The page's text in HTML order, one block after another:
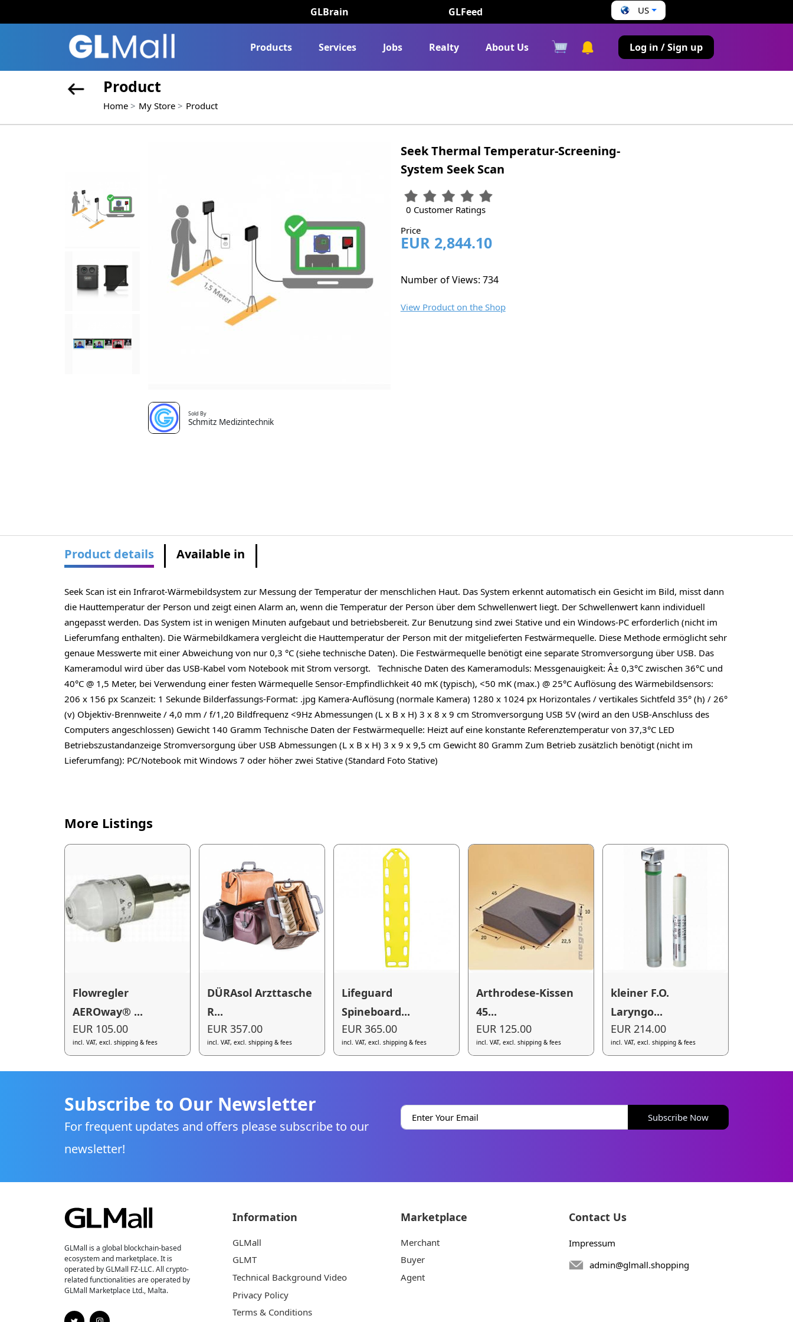
GLBrain GLFeed US
Products Services Jobs Realty About Us Log in / Sign up
Product
Home My Store Product
Sold By
Schmitz Medizintechnik
Seek Thermal Temperatur-Screening-
System Seek Scan
0 Customer Ratings
Price
EUR 2,844.10
Number of Views: 734
View Product on the Shop
Product details Available in
Seek Scan ist ein Infrarot-Wärmebildsystem zur Messung der Temperatur der menschlichen Haut. Das System erkennt automatisch ein Gesicht im Bild, misst dann
die Hauttemperatur der Person und zeigt einen Alarm an, wenn die Temperatur der Person über dem Schwellenwert liegt. Der Schwellenwert kann individuell
angepasst werden. Das System ist in wenigen Minuten aufgebaut und betriebsbereit. Zur Benutzung sind zwei Stative und ein Windows-PC erforderlich (nicht im
Lieferumfang enthalten). Die Wärmebildkamera vergleicht die Hauttemperatur der Person mit der mitgelieferten Festwärmequelle. Diese Methode ermöglicht sehr
genaue Messwerte mit einer Abweichung von nur 0,3 °C (siehe technische Daten). Die Festwärmequelle benötigt eine separate Stromversorgung über USB. Das
Kameramodul wird über das USB-Kabel vom Notebook mit Strom versorgt. Technische Daten des Kameramoduls: Messgenauigkeit: Â± 0,3°C zwischen 36°C und
40°C @ 1,5 Meter, bei Verwendung einer festen Wärmequelle Sensor-Empfindlichkeit 40 mK (typisch), <50 mK (max.) @ 25°C Auflösung des Wärmebildsensors:
206 x 156 px Scanzeit: 1 Sekunde Bilderfassungs-Format: .jpg Kamera-Auflösung (normale Kamera) 1280 x 1024 px Horizontales / vertikales Sichtfeld 35° (h) / 26°
(v) Objektiv-Brennweite / 4,0 mm / f/1,20 Bildfrequenz <9Hz Abmessungen (L x B x H) 3 x 8 x 9 cm Stromversorgung USB 5V (wird an den USB-Anschluss des
Computers angeschlossen) Gewicht 140 Gramm Technische Daten der Festwärmequelle: Heizt auf eine konstante Referenztemperatur von 37,3°C LED
Betriebszustandanzeige Stromversorgung über USB Abmessungen (L x B x H) 3 x 9 x 9,5 cm Gewicht 80 Gramm Zum Betrieb zusätzlich benötigt (nicht im
Lieferumfang): PC/Notebook mit Windows 7 oder höher zwei Stative (Standard Foto Stative)
More Listings
Flowregler
AEROway® ...
EUR 105.00
incl. VAT, excl. shipping & fees
DÜRAsol Arzttasche
R...
EUR 357.00
incl. VAT, excl. shipping & fees
Lifeguard
Spineboard...
EUR 365.00
incl. VAT, excl. shipping & fees
Arthrodese-Kissen
45...
EUR 125.00
incl. VAT, excl. shipping & fees
kleiner F.O.
Laryngo...
EUR 214.00
incl. VAT, excl. shipping & fees
Subscribe to Our Newsletter
For frequent updates and offers please subscribe to our
newsletter!
Subscribe Now
GLMall is a global blockchain-based
ecosystem and marketplace. It is
operated by GLMall FZ-LLC. All crypto-
related functionalities are operated by
GLMall Marketplace Ltd., Malta.
Information
GLMall
GLMT
Technical Background Video
Privacy Policy
Terms & Conditions
Marketplace
Merchant
Buyer
Agent
Contact Us
Impressum
admin@glmall.shopping